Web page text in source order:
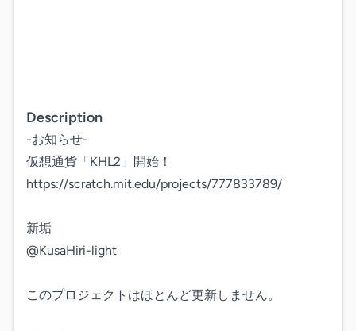
Description
-お知らせ-
仮想通貨「KHL2」開始！
https://scratch.mit.edu/projects/777833789/
新垢
@KusaHiri-light
このプロジェクトはほとんど更新しません。